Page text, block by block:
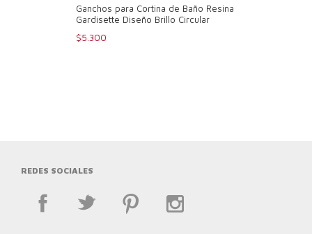
Ganchos para Cortina de Baño Resina
Gardisette Diseño Brillo Circular
$5.300
REDES SOCIALES